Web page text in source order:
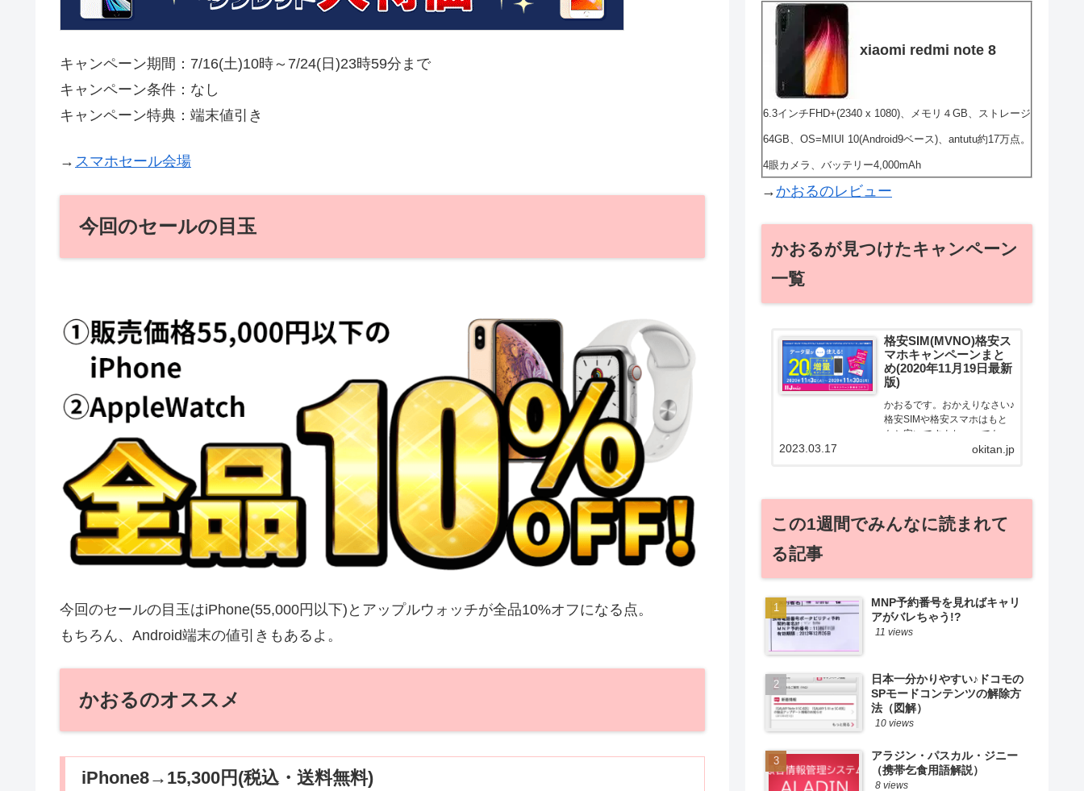
キャンペーン期間：7/16(土)10時～7/24(日)23時59分まで
キャンペーン条件：なし
キャンペーン特典：端末値引き
→ スマホセール会場
今回のセールの目玉
今回のセールの目玉はiPhone(55,000円以下)とアップルウォッチが全品10%オフになる点。
もちろん、Android端末の値引きもあるよ。
かおるのオススメ
iPhone8→15,300円(税込・送料無料)
xiaomi redmi note 8
6.3インチFHD+(2340 x 1080)、メモリ４GB、ストレージ
64GB、OS=MIUI 10(Android9ベース)、antutu約17万点。
4眼カメラ、バッテリー4,000mAh
→かおるのレビュー
かおるが見つけたキャンペーン
一覧
格安SIM(MVNO)格安ス
マホキャンペーンまと
め(2020年11月19日最新
版)
かおるです。おかえりなさい♪
格安SIMや格安スマホはもと
もと安いですよねー。でも！
どうせ契約するなら安くお得
かおるが調べた案件をこっ
そ...
okitan.jp
2023.03.17
この1週間でみんなに読まれて
る記事
MNP予約番号を見ればキャリ
アがバレちゃう!?
11 views
日本一分かりやすい♪ドコモの
SPモードコンテンツの解除方
法（図解）
10 views
アラジン・パスカル・ジニー
（携帯乞食用語解説）
8 views